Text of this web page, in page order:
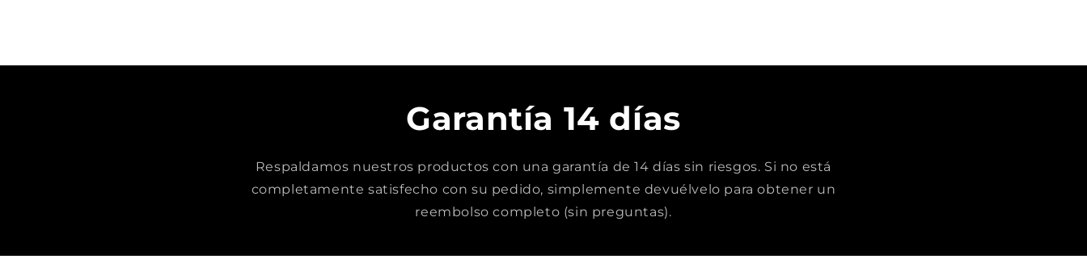
Garantía 14 días
Respaldamos nuestros productos con una garantía de 14 días sin riesgos. Si no está
completamente satisfecho con su pedido, simplemente devuélvelo para obtener un
reembolso completo (sin preguntas).